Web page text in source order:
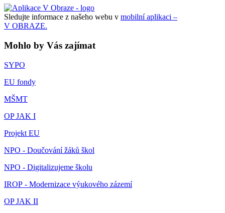
Sledujte informace z našeho webu v mobilní aplikaci –
V OBRAZE.
Mohlo by Vás zajímat
SYPO
EU fondy
MŠMT
OP JAK I
Projekt EU
NPO - Doučování žáků škol
NPO - Digitalizujeme školu
IROP - Modernizace výukového zázemí
OP JAK II